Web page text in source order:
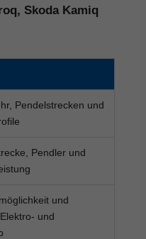
Skoda Kamiq
Pendelstrecken und
Pendler und
und
und